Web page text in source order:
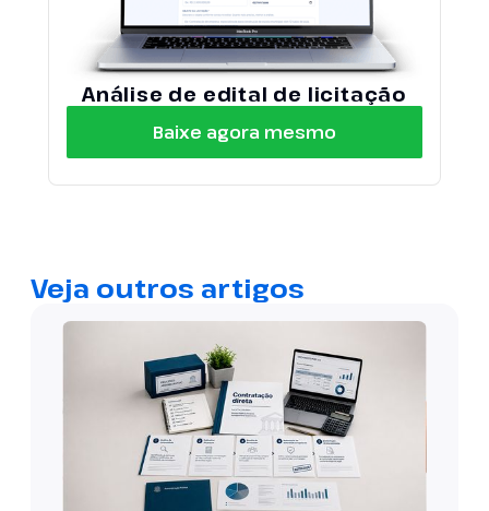
Análise de edital de licitação
Baixe agora mesmo
Veja outros artigos